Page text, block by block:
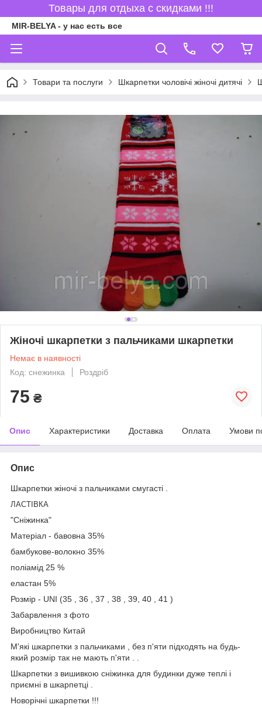
Товары для отдыха с скидками !!!
MIR-BELYA - у нас есть все
Товари та послуги Шкарпетки чоловічі жіночі дитячі
Жіночі шкарпетки з пальчиками шкарпетки
Немає в наявності
Код: снежинка
Роздріб
75 ₴
Опис Характеристики Доставка Оплата Умови
Опис
Шкарпетки жіночі з пальчиками смугасті .
ЛАСТІВКА
"Сніжинка"
Матеріал - бавовна 35%
бамбукове-волокно 35%
поліамід 25 %
еластан 5%
Розмір - UNI (35 , 36 , 37 , 38 , 39, 40 , 41 )
Забарвлення з фото
Виробництво Китай
М'які шкарпетки з пальчиками , без п'яти підходять на будь-
який розмір так не мають п'яти . .
Шкарпетки з вишивкою сніжинка для будинки дуже теплі і
приємні в шкарпетці .
Новорічні шкарпетки !!!